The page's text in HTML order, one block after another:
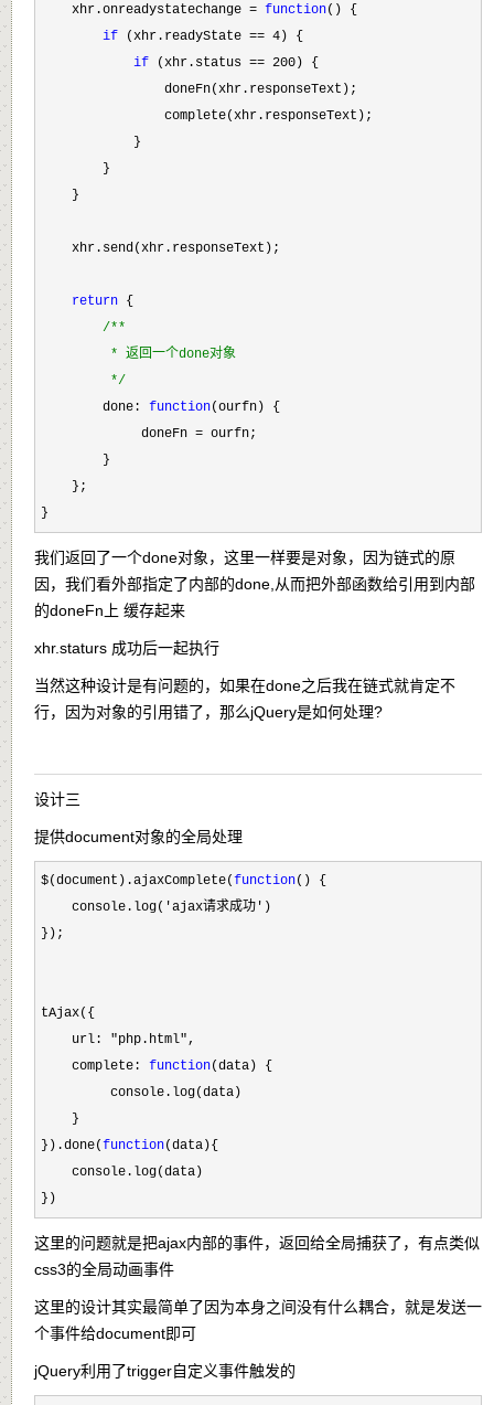
    xhr.onreadystatechange
= function() {
if (xhr.readyState == 4) {
if (xhr.status == 200) {
                doneFn(xhr.responseText);
                complete(xhr.responseText);
            }
        }
    }
    xhr.send(xhr.responseText);
return {
/**
         * 返回一个done对象
*/
        done:
function(ourfn) {
             doneFn
= ourfn;
        }
    };
}
我们返回了一个done对象，这里一样要是对象，因为链式的原
因，我们看外部指定了内部的done,从而把外部函数给引用到内部
的doneFn上 缓存起来
xhr.staturs 成功后一起执行
当然这种设计是有问题的，如果在done之后我在链式就肯定不
行，因为对象的引用错了，那么jQuery是如何处理?
设计三
提供document对象的全局处理
$(document).ajaxComplete(function() {
    console.log(
'ajax请求成功' )
});
tAjax({
    url:
"php.html",
    complete:
function(data) {
         console.log(data)
    }
}).done(function(data){
    console.log(data)
})
这里的问题就是把ajax内部的事件，返回给全局捕获了，有点类似
css3的全局动画事件
这里的设计其实最简单了因为本身之间没有什么耦合，就是发送一
个事件给document即可
jQuery利用了trigger自定义事件触发的